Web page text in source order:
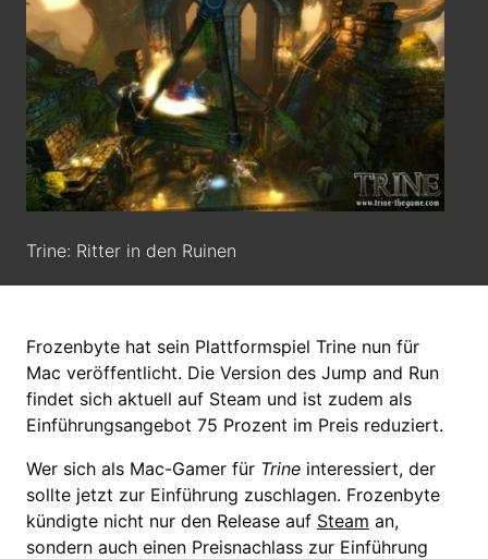
Trine: Ritter in den Ruinen
Frozenbyte hat sein Plattformspiel Trine nun für
Mac veröffentlicht. Die Version des Jump and Run
findet sich aktuell auf Steam und ist zudem als
Einführungsangebot 75 Prozent im Preis reduziert.
Wer sich als Mac-Gamer für Trine interessiert, der
sollte jetzt zur Einführung zuschlagen. Frozenbyte
kündigte nicht nur den Release auf Steam an,
sondern auch einen Preisnachlass zur Einführung